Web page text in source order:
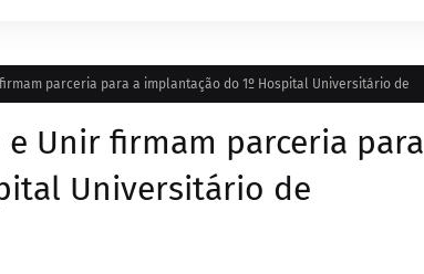
parceria para a implantação do 1º Hospital Universitário de
Unir firmam parceria para
Universitário de